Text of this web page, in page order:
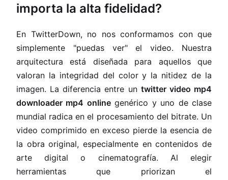
importa la alta fidelidad?
En TwitterDown, no nos conformamos con que
simplemente "puedas ver" el video. Nuestra
arquitectura está diseñada para aquellos que
valoran la integridad del color y la nitidez de la
imagen. La diferencia entre un twitter video mp4
downloader mp4 onlinegenérico y uno de clase
mundial radica en el procesamiento del bitrate. Un
video comprimido en exceso pierde la esencia de
la obra original, especialmente en contenidos de
arte digital o cinematografía. Al elegir
herramientas que priorizan el